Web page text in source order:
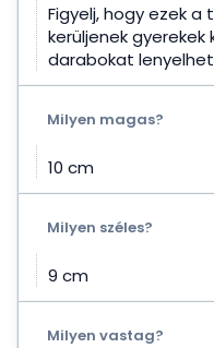
Figyelj, hogy ezek
kerüljenek gyerekek
darabokat
Milyen magas?
10 cm
Milyen széles?
9 cm
Milyen vastag?